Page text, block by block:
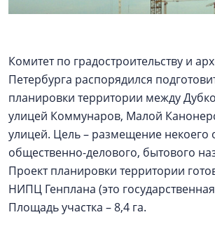
Комитет по градостроительству и
Петербурга распорядился
планировки территории между
улицей Коммунаров, Малой
улицей. Цель – размещение некоего
общественно-делового, бытового
Проект планировки территории
НИПЦ Генплана (это
Площадь участка – 8,4 га.